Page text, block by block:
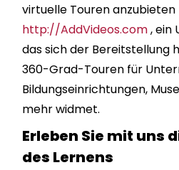
virtuelle Touren anzubieten
http://AddVideos.com, ein
das sich der Bereitstellung
360-Grad-Touren für
Bildungseinrichtungen,
mehr widmet.
Erleben Sie mit uns
des Lernens